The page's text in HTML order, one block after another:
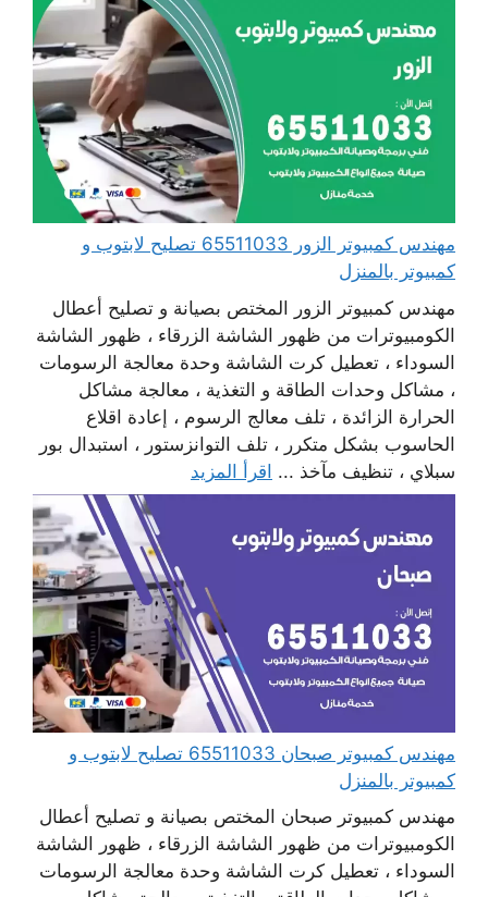
مهندس كمبيوتر الزور 65511033 تصليح لابتوب و
كمبيوتر بالمنزل
مهندس كمبيوتر الزور المختص بصيانة و تصليح أعطال
الكومبيوترات من ظهور الشاشة الزرقاء ، ظهور الشاشة
السوداء ، تعطيل كرت الشاشة وحدة معالجة الرسومات
، مشاكل وحدات الطاقة و التغذية ، معالجة مشاكل
الحرارة الزائدة ، تلف معالج الرسوم ، إعادة اقلاع
الحاسوب بشكل متكرر ، تلف التوانزستور ، استبدال بور
سبلاي ، تنظيف مآخذ ... اقرأ المزيد
مهندس كمبيوتر صبحان 65511033 تصليح لابتوب و
كمبيوتر بالمنزل
مهندس كمبيوتر صبحان المختص بصيانة و تصليح أعطال
الكومبيوترات من ظهور الشاشة الزرقاء ، ظهور الشاشة
السوداء ، تعطيل كرت الشاشة وحدة معالجة الرسومات